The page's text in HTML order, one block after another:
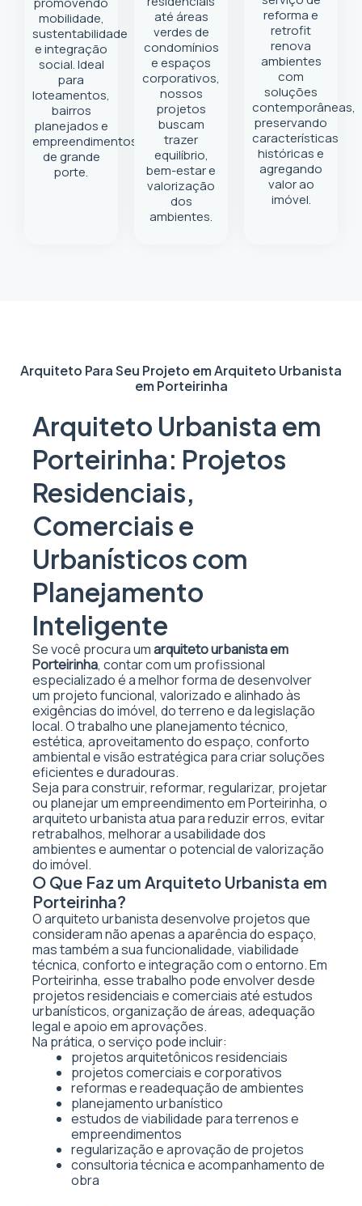
mobilidade,
sustentabilidade
e integração
social. Ideal
para
loteamentos,
bairros
planejados e
empreendimentos
de grande
porte.
até áreas
verdes de
condomínios
e espaços
corporativos,
nossos
projetos
buscam
trazer
equilíbrio,
bem-estar e
valorização
dos
ambientes.
reforma e
retrofit
renova
ambientes
com
soluções
contemporâneas,
preservando
características
históricas e
agregando
valor ao
imóvel.
Arquiteto Para Seu Projeto emArquiteto Urbanista
em Porteirinha
Arquiteto Urbanista em
Porteirinha: Projetos
Residenciais,
Comerciais e
Urbanísticos com
Planejamento
Inteligente
Se você procura umarquiteto urbanista em
Porteirinha, contar com um profissional
especializado é a melhor forma de desenvolver
um projeto funcional, valorizado e alinhado às
exigências do imóvel, do terreno e da legislação
local. O trabalho une planejamento técnico,
estética, aproveitamento do espaço, conforto
ambiental e visão estratégica para criar soluções
eficientes e duradouras.
Seja para construir, reformar, regularizar, projetar
ou planejar um empreendimento em Porteirinha, o
arquiteto urbanista atua para reduzir erros, evitar
retrabalhos, melhorar a usabilidade dos
ambientes e aumentar o potencial de valorização
do imóvel.
O Que Faz um Arquiteto Urbanista em
Porteirinha?
O arquiteto urbanista desenvolve projetos que
consideram não apenas a aparência do espaço,
mas também a sua funcionalidade, viabilidade
técnica, conforto e integração com o entorno. Em
Porteirinha, esse trabalho pode envolver desde
projetos residenciais e comerciais até estudos
urbanísticos, organização de áreas, adequação
legal e apoio em aprovações.
Na prática, o serviço pode incluir:
projetos arquitetônicos residenciais
projetos comerciais e corporativos
reformas e readequação de ambientes
planejamento urbanístico
estudos de viabilidade para terrenos e
empreendimentos
regularização e aprovação de projetos
consultoria técnica e acompanhamento de
obra